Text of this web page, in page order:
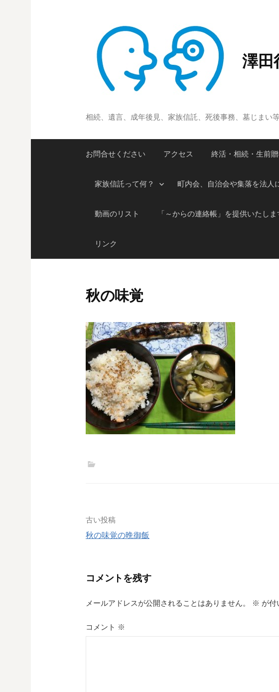
澤田
相続、遺言、成年後見、家族信託、死後事務、墓じまい
お問合せください アクセス 終活・相続・生前
家族信託って何？ 町内会、自治会や集落を法人
動画のリスト 「～からの連絡帳」を提供いたしま
リンク
秋の味覚
投
稿
ビ
ゲ
ー
古い投稿
秋の味覚の晩御飯
コメントを残す
メールアドレスが公開されることはありません。 ※ が付
コメント ※